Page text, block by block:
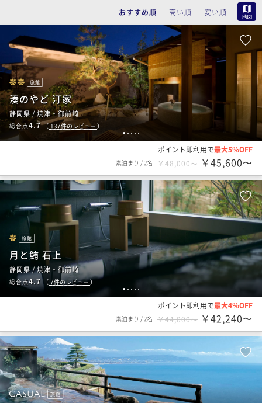
おすすめ順 高い順 安い順
1 2 3 4 5
旅館
湊のやど 汀家
静岡県 / 焼津・御前崎
総合点4.7（ 137件のレビュー ）
ポイント即利用で最大5％OFF
素泊まり /2名 ￥48,000〜 ￥45,600〜
1 2 3 4 5
旅館
月と鮪 石上
静岡県 / 焼津・御前崎
総合点4.7 （ 7件のレビュー）
ポイント即利用で最大4％OFF
素泊まり /2名 ￥44,000〜 ￥42,240〜
旅館